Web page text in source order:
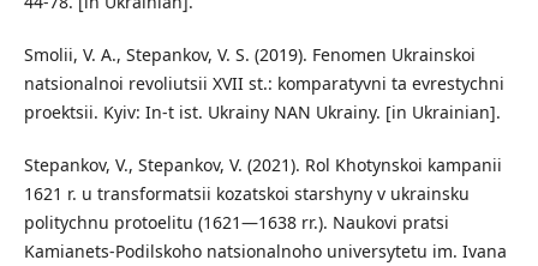
Smolii, V. A., Stepankov, V. S. (2019). Fenomen Ukrainskoi
natsionalnoi revoliutsii XVII st.: komparatyvni ta evrestychni
proektsii. Kyiv: In-t ist. Ukrainy NAN Ukrainy. [in Ukrainian].
Stepankov, V., Stepankov, V. (2021). Rol Khotynskoi kampanii
1621 r. u transformatsii kozatskoi starshyny v ukrainsku
politychnu protoelitu (1621—1638 rr.). Naukovi pratsi
Kamianets-Podilskoho natsionalnoho universytetu im. Ivana